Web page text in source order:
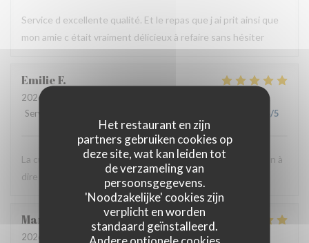
Het restaurant en zijn
partners gebruiken cookies op
deze site, wat kan leiden tot
de verzameling van
persoonsgegevens.
'Noodzakelijke' cookies zijn
verplicht en worden
standaard geïnstalleerd.
Andere optionele cookies
Service d excellente qualité. Et le repas que j ai prit ainsi que
mon amie c était vraiment délicieux à refaire sans hésiter
EmilieF
2026-07-24
Service
/5
La cuisine est très bonne et le personnel est agréable. Rien à
dire ! C'est toujours un bon moment.
Marie
2026-07-21
- 19:30 - Gasten 2